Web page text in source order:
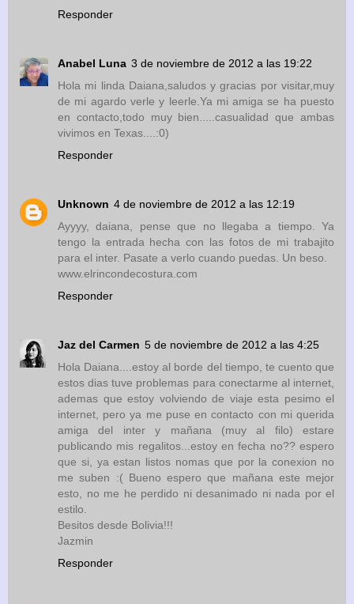
Responder
Anabel Luna 3 de noviembre de 2012 a las 19:22
Hola mi linda Daiana,saludos y gracias por visitar,muy
de mi agardo verle y leerle.Ya mi amiga se ha puesto
en contacto,todo muy bien.....casualidad que ambas
vivimos en Texas....:0)
Responder
Unknown 4 de noviembre de 2012 a las 12:19
Ayyyy, daiana, pense que no llegaba a tiempo. Ya
tengo la entrada hecha con las fotos de mi trabajito
para el inter. Pasate a verlo cuando puedas. Un beso.
www.elrincondecostura.com
Responder
Jaz del Carmen 5 de noviembre de 2012 a las 4:25
Hola Daiana....estoy al borde del tiempo, te cuento que
estos dias tuve problemas para conectarme al internet,
ademas que estoy volviendo de viaje esta pesimo el
internet, pero ya me puse en contacto con mi querida
amiga del inter y mañana (muy al filo) estare
publicando mis regalitos...estoy en fecha no?? espero
que si, ya estan listos nomas que por la conexion no
me suben :( Bueno espero que mañana este mejor
esto, no me he perdido ni desanimado ni nada por el
estilo.
Besitos desde Bolivia!!!
Jazmin
Responder